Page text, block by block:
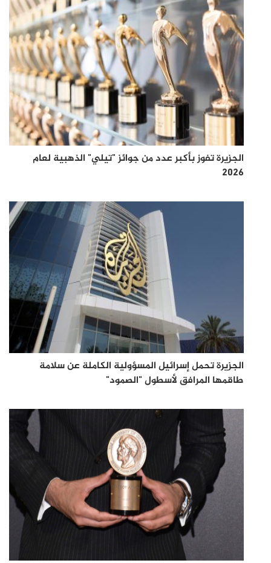
الجزيرة تفوز بأكبر عدد من جوائز "تيلي" الذهبية لعام
2026
الجزيرة تحمل إسرائيل المسؤولية الكاملة عن سلامة
طاقمها المرافق لأسطول "الصمود"